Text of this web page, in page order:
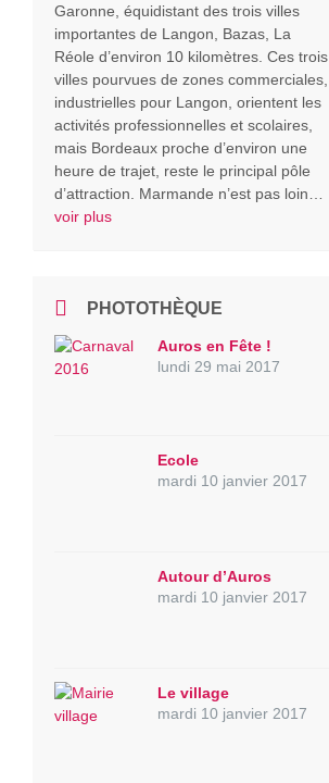
Garonne, équidistant des trois villes
importantes de Langon, Bazas, La
Réole d’environ 10 kilomètres. Ces trois
villes pourvues de zones commerciales,
industrielles pour Langon, orientent les
activités professionnelles et scolaires,
mais Bordeaux proche d’environ une
heure de trajet, reste le principal pôle
d’attraction. Marmande n’est pas loin…
voir plus
PHOTOTHÈQUE
Auros en Fête !
lundi 29 mai 2017
Ecole
mardi 10 janvier 2017
Autour d’Auros
mardi 10 janvier 2017
Le village
mardi 10 janvier 2017